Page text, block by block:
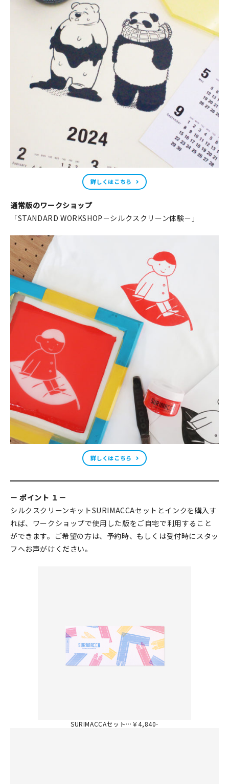
詳しくはこちら
通常版のワークショップ
「STANDARD WORKSHOP－シルクスクリーン体験－」
詳しくはこちら
－ ポイント １－
シルクスクリーンキットSURIMACCAセットとインクを購入す
れば、ワークショップで使用した版をご自宅で利用すること
ができます。ご希望の方は、予約時、もしくは受付時にスタッ
フへお声がけください。
SURIMACCAセット…￥4,840-